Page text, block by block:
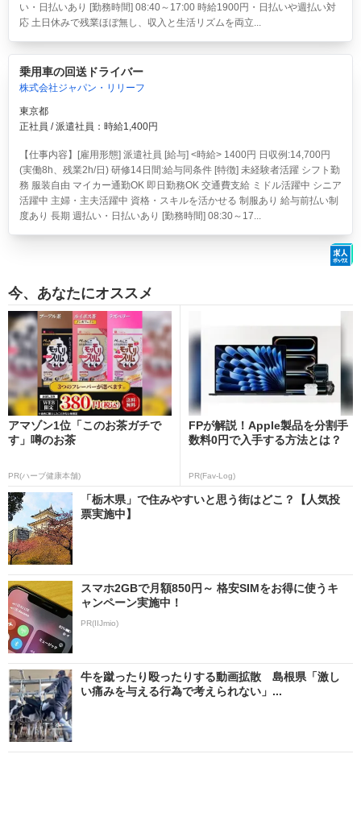
い・日払いあり [勤務時間] 08:40～17:00 時給1900円・日払いや週払い対
応 土日休みで残業ほぼ無し、収入と生活リズムを両立...
乗用車の回送ドライバー
株式会社ジャパン・リリーフ
東京都
正社員 / 派遣社員：時給1,400円
【仕事内容】[雇用形態] 派遣社員 [給与] <時給> 1400円 日収例:14,700円
(実働8h、残業2h/日) 研修14日間:給与同条件 [特徴] 未経験者活躍 シフト勤
務 服装自由 マイカー通勤OK 即日勤務OK 交通費支給 ミドル活躍中 シニア
活躍中 主婦・主夫活躍中 資格・スキルを活かせる 制服あり 給与前払い制
度あり 長期 週払い・日払いあり [勤務時間] 08:30～17...
今、あなたにオススメ
アマゾン1位「このお茶ガチで
す」噂のお茶
PR(ハーブ健康本舗)
FPが解説！Apple製品を分割手
数料0円で入手する方法とは？
PR(Fav-Log)
「栃木県」で住みやすいと思う街はどこ？【人気投
票実施中】
スマホ2GBで月額850円～ 格安SIMをお得に使うキ
ャンペーン実施中！
PR(IIJmio)
牛を蹴ったり殴ったりする動画拡散 島根県「激し
い痛みを与える行為で考えられない」...